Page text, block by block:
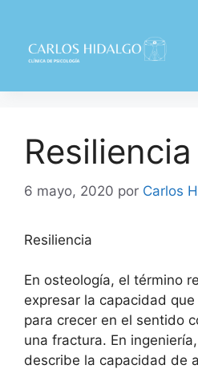
Resiliencia
6 mayo, 2020 por Carlos
Resiliencia
En osteología, el término
expresar la capacidad
para crecer en el sentido
una fractura. En
describe la capacidad de